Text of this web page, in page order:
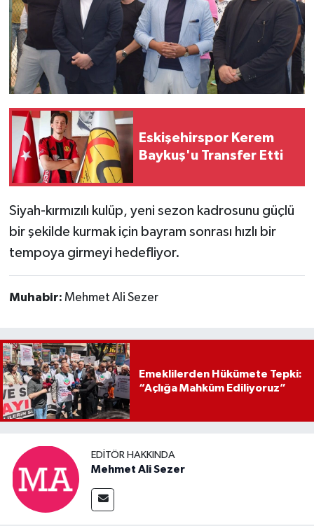
Eskişehirspor Kerem
Baykuş'u Transfer Etti
Siyah-kırmızılı kulüp, yeni sezon kadrosunu güçlü
bir şekilde kurmak için bayram sonrası hızlı bir
tempoya girmeyi hedefliyor.
Muhabir: Mehmet Ali Sezer
Emeklilerden Hükümete Tepki:
“Açlığa Mahkûm Ediliyoruz”
EDITÖR HAKKINDA
Mehmet Ali Sezer